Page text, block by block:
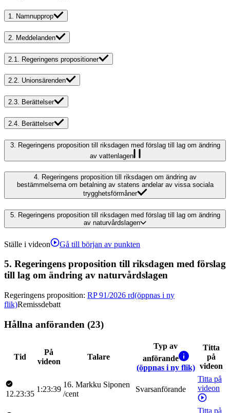
1. Namnupprop
2. Meddelanden
2.1. Regeringens propositioner
2.2. Unionsärenden
2.3. Berättelser
2.4. Berättelser
3. Regeringens proposition till riksdagen med förslag till lag om ändring
av vattenlagen
4. Regeringens proposition till riksdagen om ändring av
bestämmelserna om betalning av statens andelar av vissa sociala
trygghetsförmåner
5. Regeringens proposition till riksdagen med förslag till lag om ändring
av naturvårdslagen
Ställe i videon Gå till början av punkten
5. Regeringens proposition till riksdagen med förslag
till lag om ändring av naturvårdslagen
Regeringens proposition: RP 91/2026 rd(öppnas i ny
flik)Remissdebatt
Hållna anföranden (23)
Tid
På
videon
Talare
Typ av
anförande
(öppnas i ny flik)
Titta
på
videon
12.23:35
1:23:39
16. Markku Siponen
/cent
Svarsanförande
Titta på
videon
Titta på